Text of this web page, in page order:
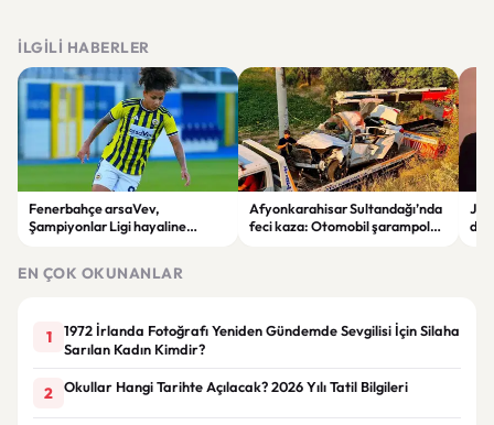
İLGILI HABERLER
Fenerbahçe arsaVev,
Şampiyonlar Ligi hayaline
Afyonkarahisar Sultandağı’nda
feci kaza: Otomobil şarampole
EN ÇOK OKUNANLAR
1
1972 İrlanda Fotoğrafı Yeniden Gündemde Sevgilisi İçin Silaha
Sarılan Kadın Kimdir?
2 Okullar Hangi Tarihte Açılacak? 2026 Yılı Tatil Bilgileri